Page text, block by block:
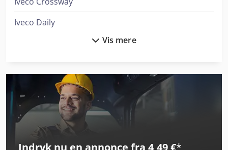
Iveco Daily
Iveco Daily 60
Iveco Daily 70
Iveco Eurocargo
Iveco Eurocargo 120
Vis mere